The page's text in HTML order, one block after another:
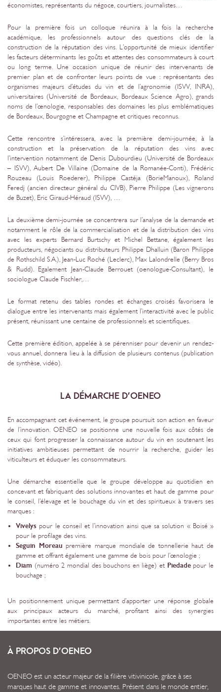
économistes, représentants du négoce, courtiers, journalistes…
Pour la première fois un colloque réunira à la fois la recherche
académique, les professionnels autour des questions clés de la
construction de la réputation des vins. L’opportunité de mieux identifier
les facteurs déterminants les goûts et attentes des consommateurs à court
ou long terme. Une occasion unique de réunir des intervenants de
premier plan et de confronter leurs points de vue : représentants des
organismes majeurs d’études du vin et de l’agronomie (ISVV, INRA),
universitaires (Université de Bordeaux, Bordeaux Science Agro), grands
noms de l’œnologie, responsables des domaines les plus emblématiques
de Bordeaux, Bourgogne et Champagne et critiques reconnus.
Cette rencontre s’intéressera, avec la première demi-journée, à la
construction et la préservation de la réputation des vins avec
l’intervention notamment de Denis Dubourdieu (Université de Bordeaux
– ISVV), Aubert De Villaine (Domaine de la Romanée-Conti), Frédéric
Rouzeau (Louis Roederer), Philippe Castéja (BorieManoux), Roland
Feredj (ancien directeur général du CIVB), Pierre Philippe (Les vignerons
de Buzet), Eric Giraud-Héraud (ISVV), …
La deuxième demi-journée se concentrera sur l’analyse de la demande et
notamment le rôle de la commercialisation et de la distribution des vins
avec les experts Bernard Burtschy et Michel Bettane, également les
producteurs, négociants ou distributeurs Philippe Dhalluin (Baron Philippe
de Rothschild S.A.), Jean-Luc Roché (Leclerc), Max Lalondrelle (Berry Bros
& Rudd). Egalement Jean-Claude Berrouet (oenologue-Consultant), le
sociologue Claude Fischler,…
Le format retenu des tables rondes et échanges croisés favorisera le
dialogue entre les intervenants mais également l’interactivité avec le public
présent, réunissant une centaine de professionnels et scientifiques.
Cette première édition, appelée à se pérenniser pour devenir un rendez-
vous annuel, donnera lieu à la diffusion de plusieurs contenus (publication
de synthèse, vidéo).
LA DÉMARCHE D’OENEO
En accompagnant cet événement, le groupe poursuit son action en faveur
de l’innovation. OENEO se positionne une nouvelle fois aux côtés de
ceux qui font progresser la connaissance autour du vin en soutenant les
initiatives ambitieuses permettant de nourrir la recherche, guider les
viticulteurs et éduquer les consommateurs.
Une démarche essentielle que le groupe développe au quotidien en
concevant et fabriquant des solutions innovantes et haut de gamme pour
le conseil, l’élevage et le bouchage du vin et des spiritueux à travers ses
marques :
Vivelys pour le conseil et l’innovation ainsi que sa solution « Boisé »
pour le profilage des vins.
Seguin Moreau première marque mondiale de tonnellerie haut de
gamme et offrant également une gamme de bois pour l’œnologie ;
Diam (numéro 2 mondial des bouchons en liège) et Piedadepour le
bouchage ;
Un positionnement unique permettant d’apporter une réponse globale
aux principaux acteurs du marché, profitant ainsi des synergies
importantes entre les métiers.
À PROPOS D’OENEO
OENEO est un acteur majeur de la filière vitivinicole, grâce à ses
marques haut de gamme et innovantes. Présent dans le monde entier,